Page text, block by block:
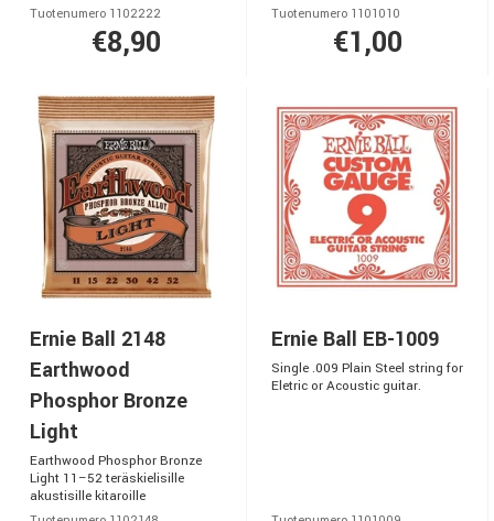
Tuotenumero 1102222
€8,90
Tuotenumero 1101010
€1,00
Ernie Ball 2148
Earthwood
Phosphor Bronze
Light
Earthwood Phosphor Bronze
Light 11–52 teräskielisille
akustisille kitaroille
Ernie Ball EB-1009
Single .009 Plain Steel string for
Eletric or Acoustic guitar.